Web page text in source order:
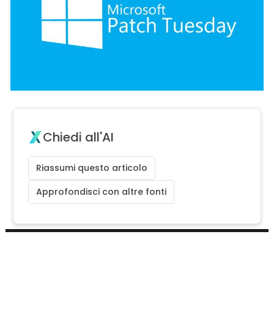
Chiedi all'AI
Riassumi questo articolo
Approfondisci con altre fonti